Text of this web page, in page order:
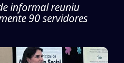
informal reuniu
90 servidores